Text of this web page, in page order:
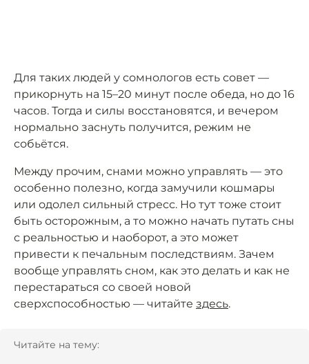
Для таких людей у сомнологов есть совет —
прикорнуть на 15–20 минут после обеда, но до 16
часов. Тогда и силы восстановятся, и вечером
нормально заснуть получится, режим не
собьётся.
Между прочим, снами можно управлять — это
особенно полезно, когда замучили кошмары
или одолел сильный стресс. Но тут тоже стоит
быть осторожным, а то можно начать путать сны
с реальностью и наоборот, а это может
привести к печальным последствиям. Зачем
вообще управлять сном, как это делать и как не
перестараться со своей новой
сверхспособностью — читайте здесь.
Читайте на тему: